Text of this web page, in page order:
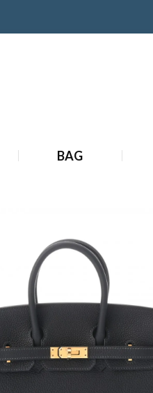
BAG
エルメス バーキン 25 キャバン ト
エルメス バーキン 25 キャバン トゴ